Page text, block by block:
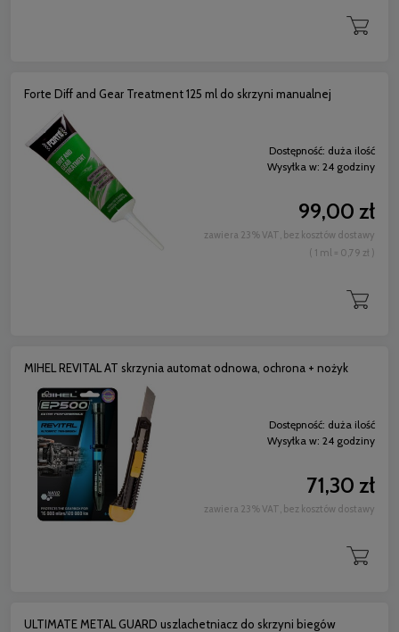
Forte Diff and Gear Treatment 125 ml do skrzyni manualnej
Dostępność: duża ilość
Wysyłka w: 24 godziny
99,00 zł
zawiera 23% VAT, bez kosztów dostawy
( 1 ml = 0,79 zł )
MIHEL REVITAL AT skrzynia automat odnowa, ochrona + nożyk
Dostępność: duża ilość
Wysyłka w: 24 godziny
71,30 zł
zawiera 23% VAT, bez kosztów dostawy
ULTIMATE METAL GUARD uszlachetniacz do skrzyni biegów